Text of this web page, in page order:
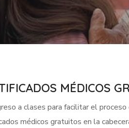
MÉDICOS
a clases para facilitar el
médicos gratuitos en la